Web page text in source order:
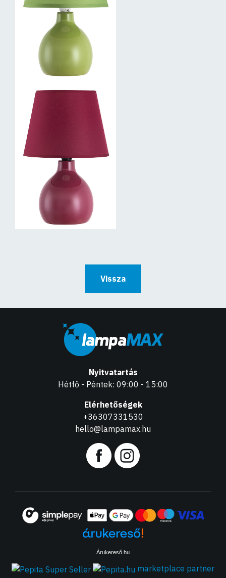
Vissza
Nyitvatartás
Hétfő - Péntek: 09:00 - 15:00
Elérhetőségek
+36307331530
hello@lampamax.hu
Árukereső.hu
marketplace partner